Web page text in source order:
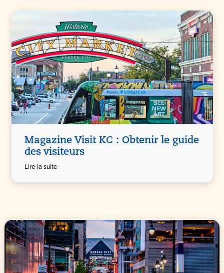
Magazine Visit KC : Obtenir le guide
des visiteurs
Lire la suite